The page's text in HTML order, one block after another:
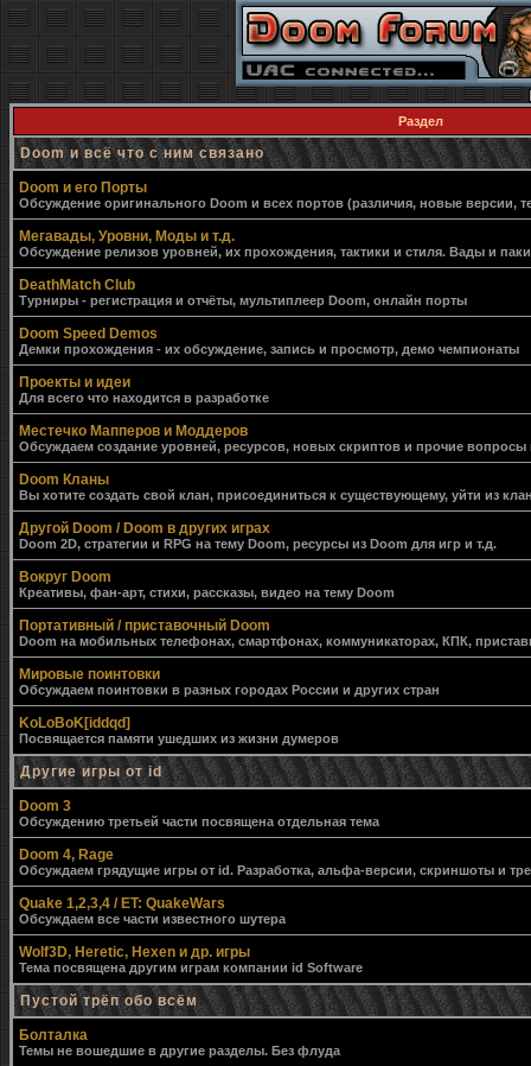
Раздел
Doom и всё что с ним связано
Doom и его Порты
Обсуждение оригинального Doom и всех портов (различия, новые версии,
Мегавады, Уровни, Моды и т.д.
Обсуждение релизов уровней, их прохождения, тактики и стиля. Вады и
DeathMatch Club
Турниры - регистрация и отчёты, мультиплеер Doom, онлайн порты
Doom Speed Demos
Демки прохождения - их обсуждение, запись и просмотр, демо чемпионаты
Проекты и идеи
Для всего что находится в разработке
Местечко Мапперов и Моддеров
Обсуждаем создание уровней, ресурсов, новых скриптов и прочие
Doom Кланы
Вы хотите создать свой клан, присоединиться к существующему, уйти из
Другой Doom / Doom в других играх
Doom 2D, стратегии и RPG на тему Doom, ресурсы из Doom для игр и т.д.
Вокруг Doom
Креативы, фан-арт, стихи, рассказы, видео на тему Doom
Портативный / приставочный Doom
Doom на мобильных телефонах, смартфонах, коммуникаторах, КПК,
Мировые поинтовки
Обсуждаем поинтовки в разных городах России и других стран
KoLoBoK[iddqd]
Посвящается памяти ушедших из жизни думеров
Другие игры от id
Doom 3
Обсуждению третьей части посвящена отдельная тема
Doom 4, Rage
Обсуждаем грядущие игры от id. Разработка, альфа-версии, скриншоты и
Quake 1,2,3,4 / ET: QuakeWars
Обсуждаем все части известного шутера
Wolf3D, Heretic, Hexen и др. игры
Тема посвящена другим играм компании id Software
Пустой трёп обо всём
Болталка
Темы не вошедшие в другие разделы. Без флуда